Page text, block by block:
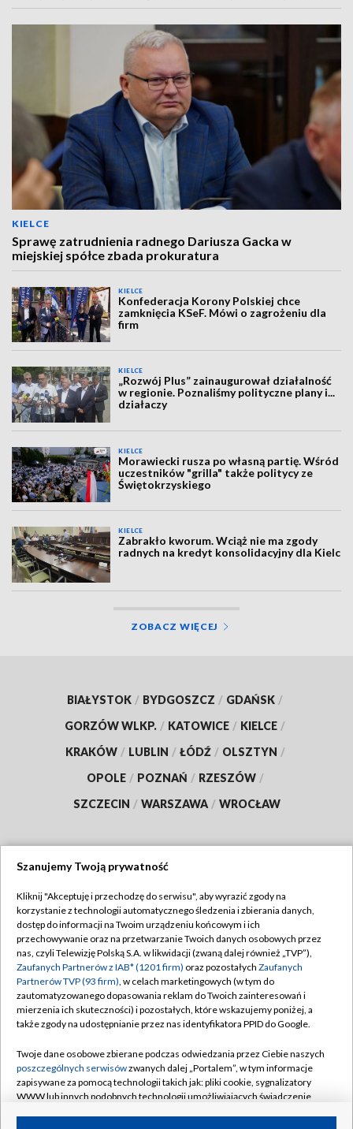
KIELCE
Sprawę zatrudnienia radnego Dariusza Gacka w
miejskiej spółce zbada prokuratura
KIELCE
Konfederacja Korony Polskiej chce
zamknięcia KSeF. Mówi o zagrożeniu dla
firm
KIELCE
„Rozwój Plus” zainaugurował działalność
w regionie. Poznaliśmy polityczne plany i...
działaczy
KIELCE
Morawiecki rusza po własną partię. Wśród
uczestników "grilla" także politycy ze
Świętokrzyskiego
KIELCE
Zabrakło kworum. Wciąż nie ma zgody
radnych na kredyt konsolidacyjny dla Kielc
ZOBACZ WIĘCEJ
BIAŁYSTOK / BYDGOSZCZ / GDAŃSK /
GORZÓW WLKP. / KATOWICE / KIELCE /
KRAKÓW / LUBLIN / ŁÓDŹ / OLSZTYN /
OPOLE / POZNAŃ / RZESZÓW /
SZCZECIN / WARSZAWA / WROCŁAW
TVP
Abonament TVP
Emisja w TVP
Centrum informacji TVP
Naziemna Telewizja Cyfrowa
Rada Programowa
System NOS
Informacje o nadawcy
Regulamin TVP
Polityka prywatności
Moje zgody
Pomoc
Kontakt
Kanały
Szanujemy Twoją prywatność
Kliknij "Akceptuję i przechodzę do serwisu", aby wyrazić zgody na
korzystanie z technologii automatycznego śledzenia i zbierania danych,
dostęp do informacji na Twoim urządzeniu końcowym i ich
przechowywanie oraz na przetwarzanie Twoich danych osobowych przez
nas, czyli Telewizję Polską S.A. w likwidacji (zwaną dalej również „TVP”),
Zaufanych Partnerów z IAB* (1201 firm) oraz pozostałych Zaufanych
Partnerów TVP (93 firm), w celach marketingowych (w tym do
zautomatyzowanego dopasowania reklam do Twoich zainteresowań i
mierzenia ich skuteczności) i pozostałych, które wskazujemy poniżej, a
także zgody na udostępnianie przez nas identyfikatora PPID do Google.
Twoje dane osobowe zbierane podczas odwiedzania przez Ciebie naszych
poszczególnych serwisówzwanych dalej „Portalem”, w tym informacje
zapisywane za pomocą technologii takich jak: pliki cookie, sygnalizatory
WWW lub innych podobnych technologii umożliwiających świadczenie